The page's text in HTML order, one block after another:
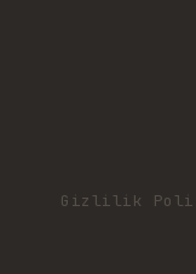
Gizlilik